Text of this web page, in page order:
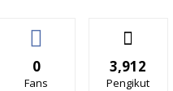
0
Fans
3,912
Pengikut